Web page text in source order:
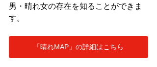
男・晴れ女の存在を知ることができま
す。​
「晴れMAP」の詳細はこちら